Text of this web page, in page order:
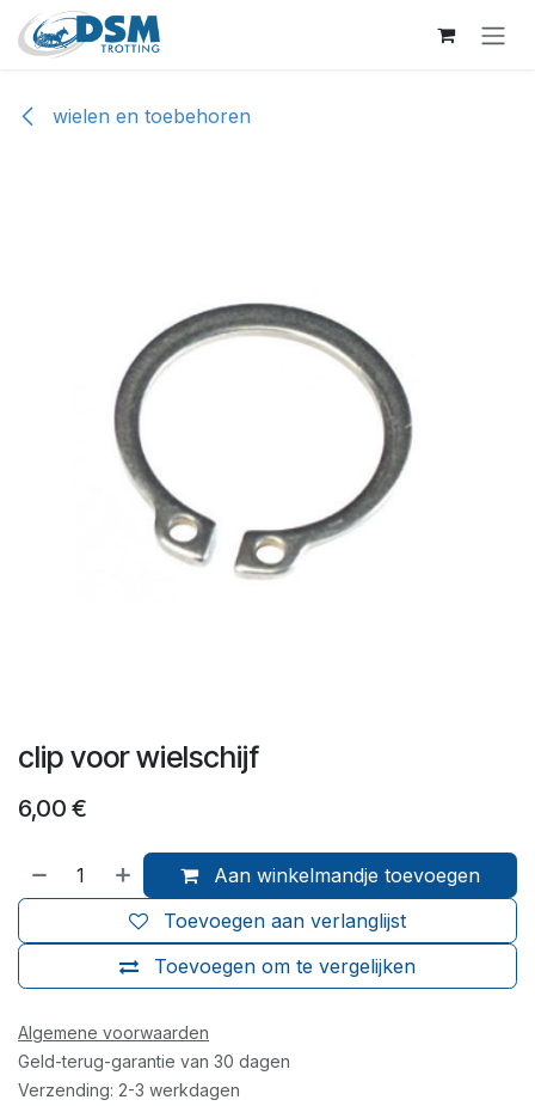
Overslaan naar inhoud
wielen en toebehoren
clip voor wielschijf
6,00 €
Aan winkelmandje toevoegen
Toevoegen om te vergelijken
Toevoegen aan verlanglijst
Algemene voorwaarden
Geld-terug-garantie van 30 dagen
Verzending: 2-3 werkdagen